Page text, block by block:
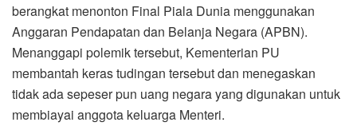
berangkat menonton Final Piala Dunia menggunakan
Anggaran Pendapatan dan Belanja Negara (APBN).
Menanggapi polemik tersebut, Kementerian PU
membantah keras tudingan tersebut dan menegaskan
tidak ada sepeser pun uang negara yang digunakan untuk
membiayai anggota keluarga Menteri.